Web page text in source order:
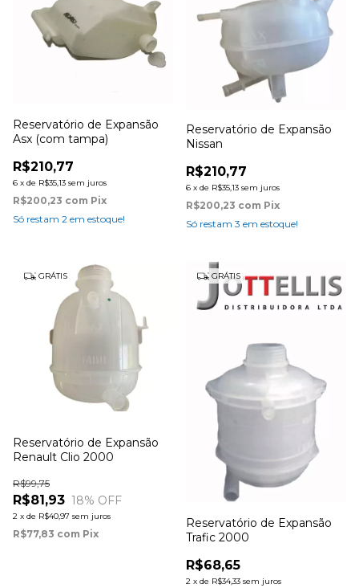
Reservatório de Expansão
Asx (com tampa)
R$210,77
6 x de R$35,13 sem juros
R$200,23 com Pix
Só restam 2 em estoque!
Reservatório de Expansão
Nissan
R$210,77
6 x de R$35,13 sem juros
R$200,23 com Pix
Só restam 3 em estoque!
GRÁTIS
Reservatório de Expansão
Renault Clio 2000
R$81,93
R$99,75
18% OFF
2 x de R$40,97 sem juros
R$77,83 com Pix
GRÁTIS
Reservatório de Expansão
Trafic 2000
R$68,65
2 x de R$34,33 sem juros